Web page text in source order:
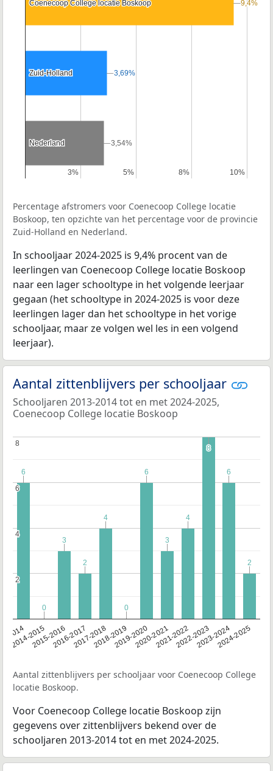
3%
3% 5%
5% 8%
8% 10%
10%
Coenecoop College locatie Boskoop
Coenecoop College locatie Boskoop
Zuid-Holland
Zuid-Holland
Nederland
Nederland
9,4%
9,4%
3,69%
3,69%
3,54%
3,54%
Percentage afstromers voor Coenecoop College locatie
Boskoop, ten opzichte van het percentage voor de provincie
Zuid-Holland en Nederland.
In schooljaar 2024-2025 is 9,4% procent van de
leerlingen van Coenecoop College locatie Boskoop
naar een lager schooltype in het volgende leerjaar
gegaan (het schooltype in 2024-2025 is voor deze
leerlingen lager dan het schooltype in het vorige
schooljaar, maar ze volgen wel les in een volgend
leerjaar).
Aantal zittenblijvers per schooljaar
Schooljaren 2013-2014 tot en met 2024-2025,
Coenecoop College locatie Boskoop
2014
2014-20152015-20162016-20172017-20182018-20192019-20202020-20212021-20222022-20232023-20242024-2025
2
2
4
4
6
6
8
8
6
6
0
0
3
3
2
2
4
4
0
0
6
6
3
3
4
4
8
8
6
6
2
2
Aantal zittenblijvers per schooljaar voor Coenecoop College
locatie Boskoop.
Voor Coenecoop College locatie Boskoop zijn
gegevens over zittenblijvers bekend over de
schooljaren 2013-2014 tot en met 2024-2025.